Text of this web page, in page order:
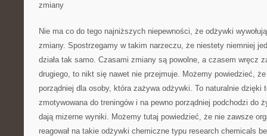
zmiany
Nie ma co do tego najniższych niepewności, że odżywki
zmiany. Spostrzegamy w takim narzeczu, że niestety niemniej
działa tak samo. Czasami zmiany są powolne, a czasem wręcz
drugiego, to nikt się nawet nie przejmuje. Możemy powiedzieć,
porządniej dla osoby, która zażywa odżywki. To naturalnie dzięki
zmotywowana do treningów i na pewno porządniej podchodzi do
dają mizerne wyniki. Możemy tutaj powiedzieć, że nie zawsze
reagował na takie odżywki chemiczne typu research chemicals